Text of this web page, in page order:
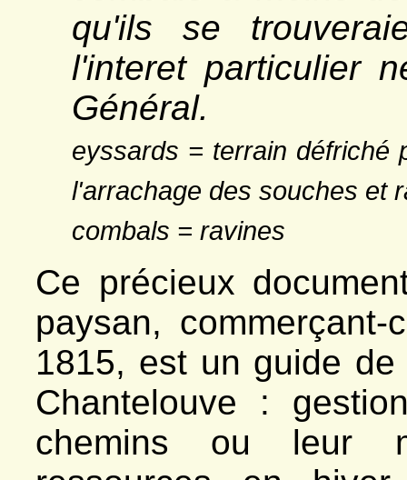
qu'ils se
l'interet particulier
Général.
eyssards = terrain défriché
l'arrachage des souches et
combals = ravines
Ce précieux
paysan,
1815, est un guide
Chantelouve :
chemins ou leur